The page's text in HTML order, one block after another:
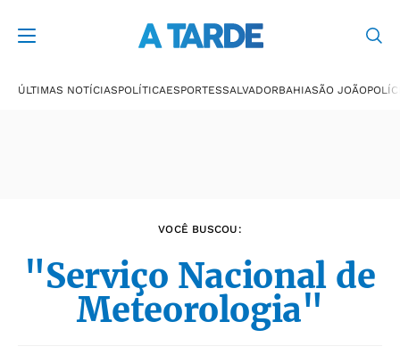
ÚLTIMAS NOTÍCIASPOLÍTICAESPORTESSALVADORBAHIASÃO JOÃO
VOCÊ BUSCOU:
"Serviço Nacional de
Meteorologia"